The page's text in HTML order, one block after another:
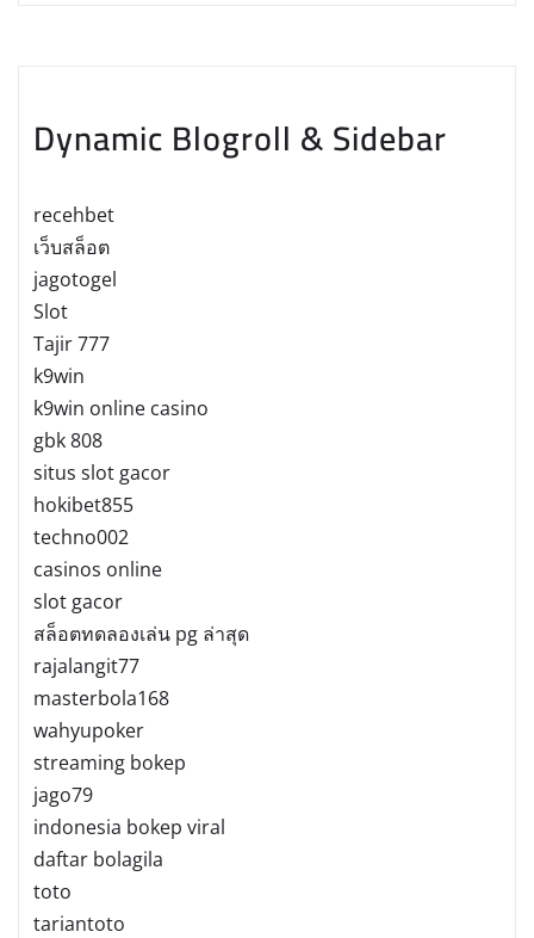
Dynamic Blogroll & Sidebar
recehbet
เว็บสล็อต
jagotogel
Slot
Tajir 777
k9win
k9win online casino
gbk 808
situs slot gacor
hokibet855
techno002
casinos online
slot gacor
สล็อตทดลองเล่น pg ล่าสุด
rajalangit77
masterbola168
wahyupoker
streaming bokep
jago79
indonesia bokep viral
daftar bolagila
toto
tariantoto